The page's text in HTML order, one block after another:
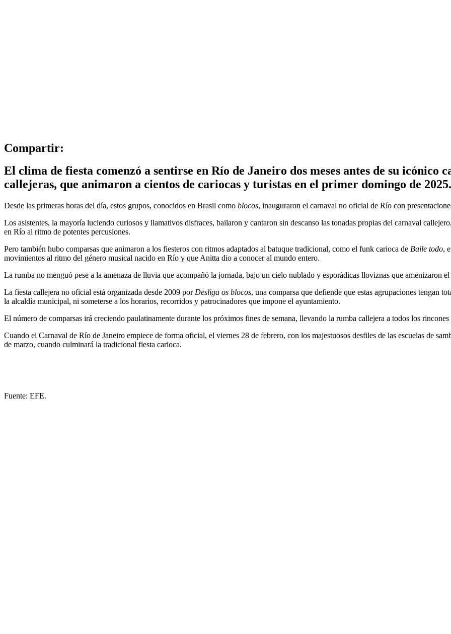
Compartir:
El clima de fiesta comenzó a sentirse en Río de Janeiro dos meses antes de su icónico
callejeras, que animaron a cientos de cariocas y turistas en el primer domingo de 2025.
Desde las primeras horas del día, estos grupos, conocidos en Brasil como blocos, inauguraron el carnaval no oficial de Río con
Los asistentes, la mayoría luciendo curiosos y llamativos disfraces, bailaron y cantaron sin descanso las tonadas propias del carnaval
en Río al ritmo de potentes percusiones.
Pero también hubo comparsas que animaron a los fiesteros con ritmos adaptados al batuque tradicional, como el funk carioca de Baile todo,
movimientos al ritmo del género musical nacido en Río y que Anitta dio a conocer al mundo entero.
La rumba no menguó pese a la amenaza de lluvia que acompañó la jornada, bajo un cielo nublado y esporádicas lloviznas que amenizaron
La fiesta callejera no oficial está organizada desde 2009 por Desliga os blocos, una comparsa que defiende que estas agrupaciones tengan
la alcaldía municipal, ni someterse a los horarios, recorridos y patrocinadores que impone el ayuntamiento.
El número de comparsas irá creciendo paulatinamente durante los próximos fines de semana, llevando la rumba callejera a todos los
Cuando el Carnaval de Río de Janeiro empiece de forma oficial, el viernes 28 de febrero, con los majestuosos desfiles de las escuelas de
de marzo, cuando culminará la tradicional fiesta carioca.
Fuente: EFE.